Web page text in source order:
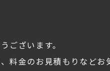
ございます。
料金のお見積もりなどお